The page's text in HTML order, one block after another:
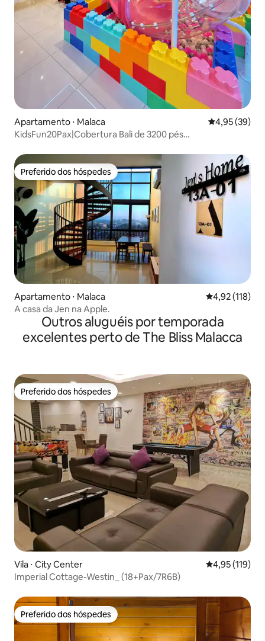
Apartamento ⋅ Malaca 4,95 de uma
4,95 (39)
KidsFun20Pax|Cobertura Bali de 3200 pés
Preferido dos hóspedes
Preferido dos hóspedes
Apartamento ⋅ Malaca 4,92 de uma
4,92 (118)
A casa da Jen na Apple.
Outros aluguéis por temporada
excelentes perto de The Bliss Malacca
Preferido dos hóspedes
Preferido dos hóspedes
Vila ⋅ City Center 4,95 de uma
4,95 (119)
Imperial Cottage-Westin_ (18+Pax/7R6B)
Preferido dos hóspedes
Preferido dos hóspedes